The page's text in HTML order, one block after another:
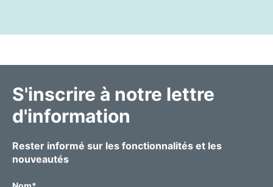
S'inscrire à notre lettre
d'information
Rester informé sur les fonctionnalités et les
nouveautés